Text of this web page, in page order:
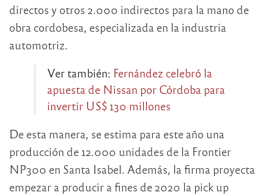
directos y otros 2.000 indirectos para la mano de
obra cordobesa, especializada en la industria
automotriz.
Ver también: Fernández celebró la
apuesta de Nissan por Córdoba para
invertir US$ 130 millones
De esta manera, se estima para este año una
producción de 12.000 unidades de la Frontier
NP300 en Santa Isabel. Además, la firma proyecta
empezar a producir a fines de 2020 la pick up